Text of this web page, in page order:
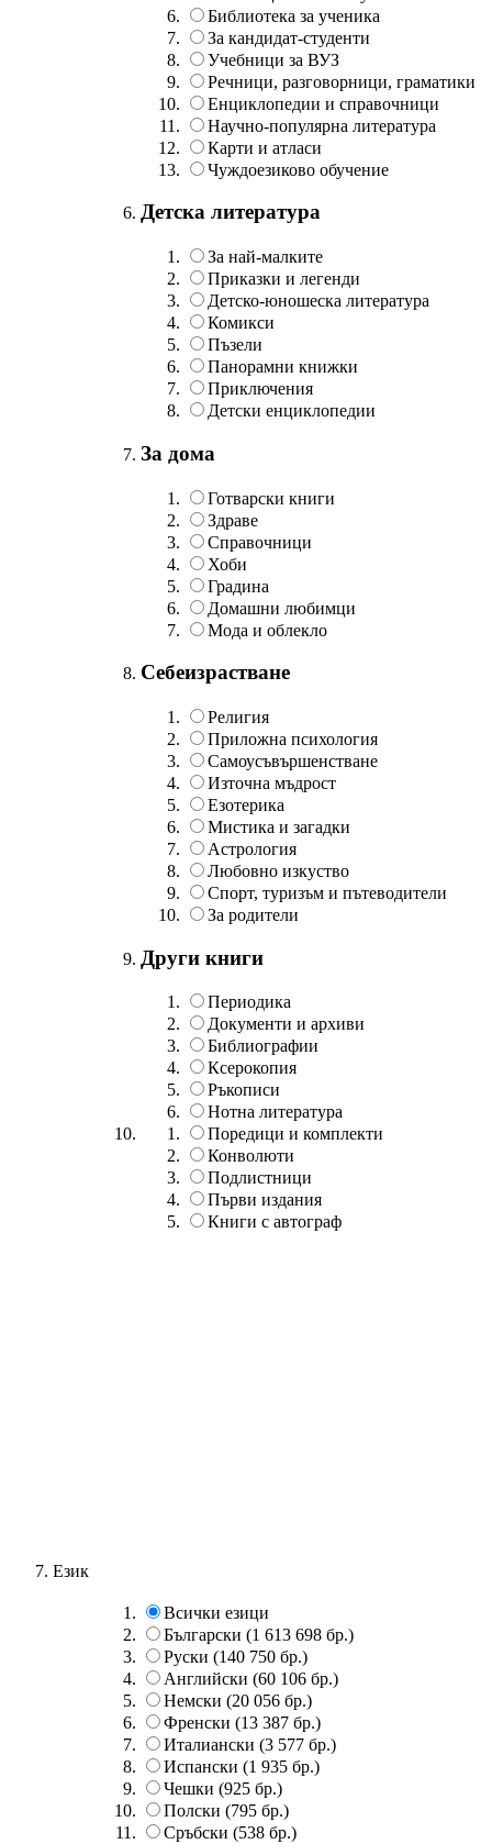
Библиотека за ученика
За кандидат-студенти
Учебници за ВУЗ
Речници, разговорници, граматики
Енциклопедии и справочници
Научно-популярна литература
Карти и атласи
Чуждоезиково обучение
Детска литература
За най-малките
Приказки и легенди
Детско-юношеска литература
Комикси
Пъзели
Панорамни книжки
Приключения
Детски енциклопедии
За дома
Готварски книги
Здраве
Справочници
Хоби
Градина
Домашни любимци
Мода и облекло
Себеизрастване
Религия
Приложна психология
Самоусъвършенстване
Източна мъдрост
Езотерика
Мистика и загадки
Астрология
Любовно изкуство
Спорт, туризъм и пътеводители
За родители
Други книги
Периодика
Документи и архиви
Библиографии
Ксерокопия
Ръкописи
Нотна литература
Поредици и комплекти
Конволюти
Подлистници
Първи издания
Книги с автограф
Език
Всички езици
Български (1 613 698 бр.)
Руски (140 750 бр.)
Английски (60 106 бр.)
Немски (20 056 бр.)
Френски (13 387 бр.)
Италиански (3 577 бр.)
Испански (1 935 бр.)
Чешки (925 бр.)
Полски (795 бр.)
Сръбски (538 бр.)